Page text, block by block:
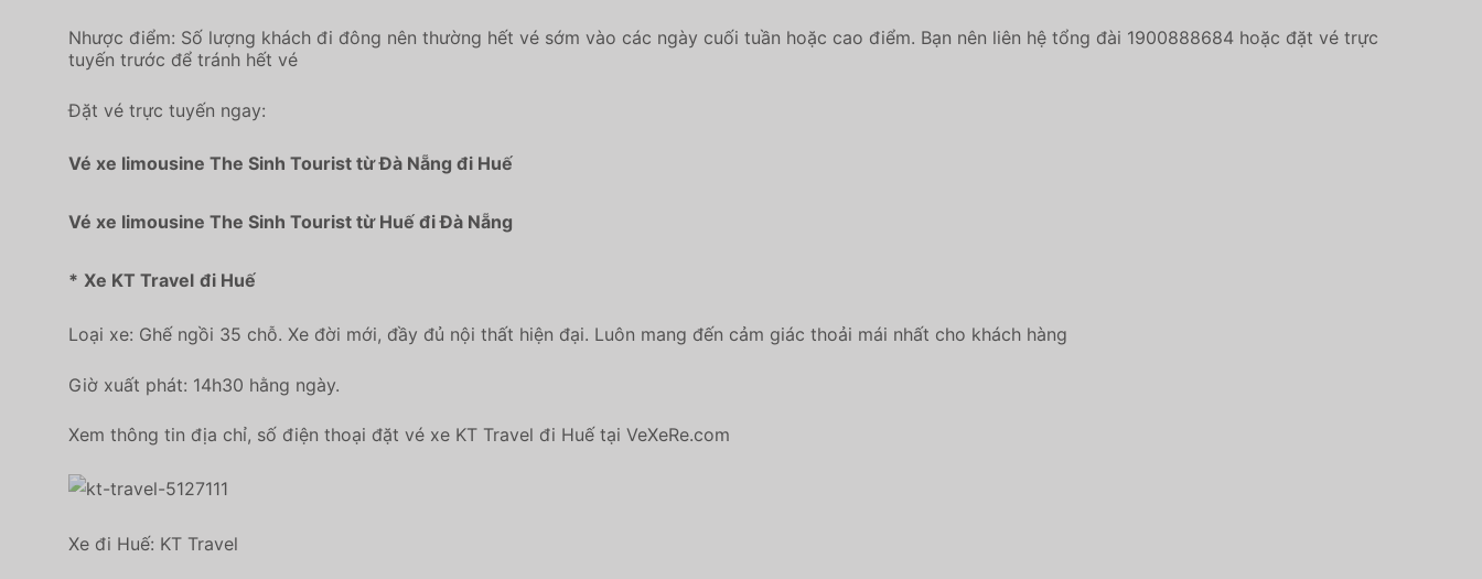
Nhược điểm: Số lượng khách đi đông nên thường hết vé sớm vào các ngày cuối tuần hoặc cao điểm. Bạn nên liên hệ tổng đài 1900888684 hoặc đặt vé trực
tuyến trước để tránh hết vé
Đặt vé trực tuyến ngay:
Vé xe limousine The Sinh Tourist từ Đà Nẵng đi Huế
Vé xe limousine The Sinh Tourist từ Huế đi Đà Nẵng
* Xe KT Travel đi Huế
Loại xe: Ghế ngồi 35 chỗ. Xe đời mới, đầy đủ nội thất hiện đại. Luôn mang đến cảm giác thoải mái nhất cho khách hàng
Giờ xuất phát: 14h30 hằng ngày.
Xem thông tin địa chỉ, số điện thoại đặt vé xe KT Travel đi Huế tại VeXeRe.com
Xe đi Huế: KT Travel